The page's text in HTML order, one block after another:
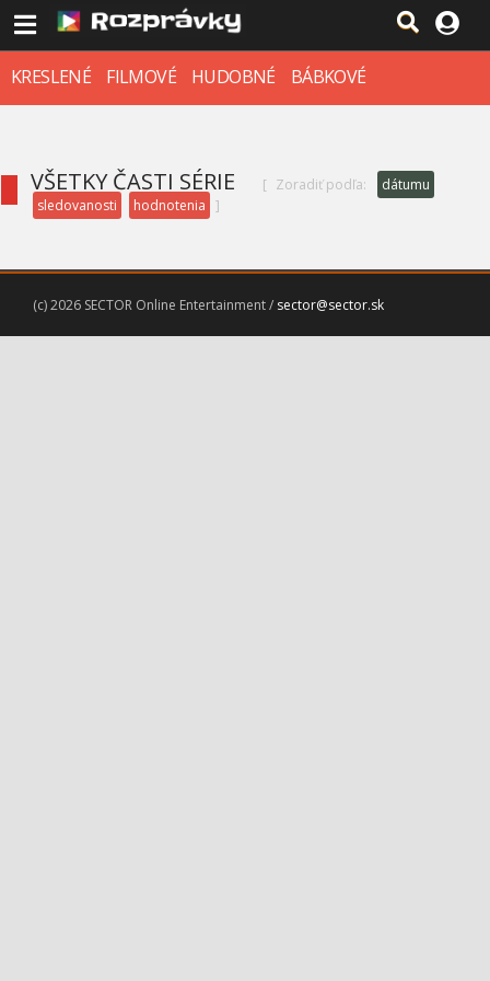
KRESLENÉ FILMOVÉ HUDOBNÉ BÁBKOVÉ
VŠETKY ČASTI SÉRIE [ Zoradiť podľa:
dátumu
sledovanosti
hodnotenia ]
(c) 2026 SECTOR Online Entertainment / sector@sector.sk